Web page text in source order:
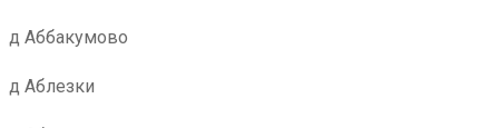
д Аббакумово
д Аблезки